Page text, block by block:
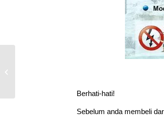
Berhati-hati!
Sebelum anda membeli